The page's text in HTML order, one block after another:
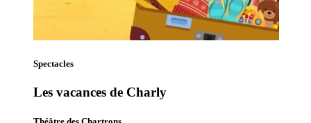
Spectacles
Les vacances de Charly